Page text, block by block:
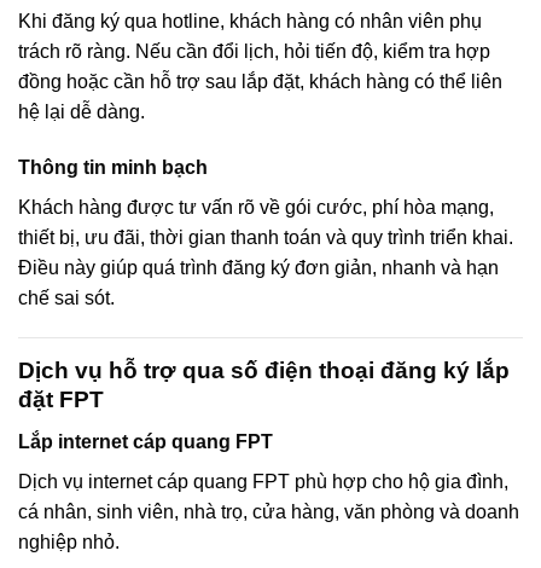
Khi đăng ký qua hotline, khách hàng có nhân viên phụ
trách rõ ràng. Nếu cần đổi lịch, hỏi tiến độ, kiểm tra hợp
đồng hoặc cần hỗ trợ sau lắp đặt, khách hàng có thể liên
hệ lại dễ dàng.
Thông tin minh bạch
Khách hàng được tư vấn rõ về gói cước, phí hòa mạng,
thiết bị, ưu đãi, thời gian thanh toán và quy trình triển khai.
Điều này giúp quá trình đăng ký đơn giản, nhanh và hạn
chế sai sót.
Dịch vụ hỗ trợ qua số điện thoại đăng ký lắp
đặt FPT
Lắp internet cáp quang FPT
Dịch vụ internet cáp quang FPT phù hợp cho hộ gia đình,
cá nhân, sinh viên, nhà trọ, cửa hàng, văn phòng và doanh
nghiệp nhỏ.